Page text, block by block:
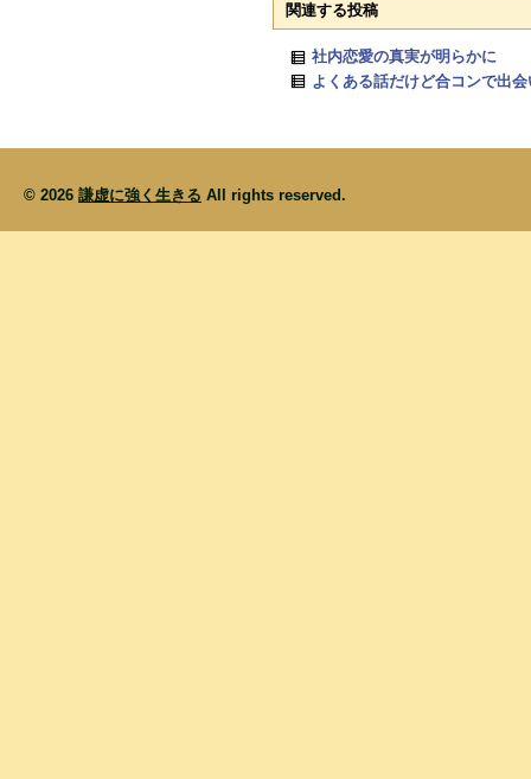
関連する投稿
社内恋愛の真実が明らかに
よくある話だけど合コンで出
© 2026 謙虚に強く生きる All rights reserved.